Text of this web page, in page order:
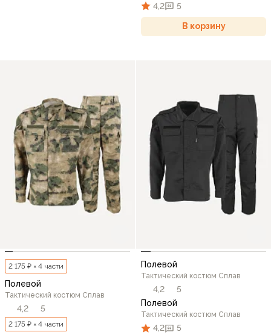
4,2 5
В корзину
2 175 ₽ × 4 части
Полевой
Тактический костюм Сплав
4,2 5
2 175 ₽ × 4 части
Полевой
Тактический костюм Сплав
4,2
5
Полевой
Тактический костюм Сплав
4,2 5